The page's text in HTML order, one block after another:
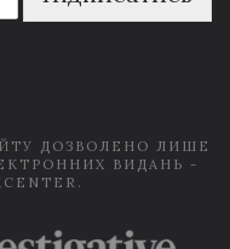
ДОЗВОЛЕНО ЛИШЕ
ВИДАНЬ -